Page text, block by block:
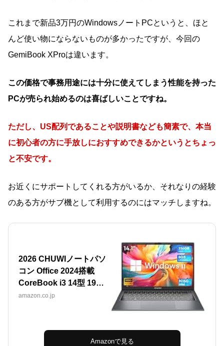
これまで新品3万円のWindowsノートPCというと、ほと
んど使い物にならないものが多かったですが、今回の
GemiBook XProは違います。
この価格で事務用途には十分に使えてしまう性能を持った
PCが売られ始めるのは喜ばしいことですね。
ただし、US配列であることや説明書なども簡素で、本当
に初心者の方に手放しにおすすめできるかというとちょっ
と不安です。
お近くにサポートしてくれる方がいるか、それなりの経験
のある方がサブ機として利用するのにはマッチしますね。
2026 CHUWIノートパソ
コン Office 2024搭載
CoreBook i3 14型 19…
amazon.co.jp
Amazonで見る